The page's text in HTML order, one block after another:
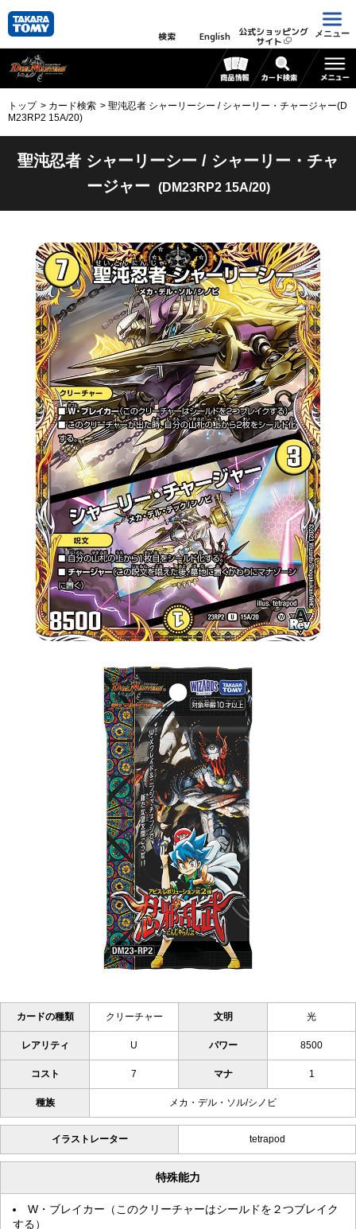
検索 English 公式ショッピング
サイト
メニュー
トップ カード検索
聖沌忍者 シャーリーシー / シャーリー・チャージャー(D
M23RP2 15A/20)
聖沌忍者 シャーリーシー / シャーリー・チャ
ージャー
(DM23RP2 15A/20)
カードの種類 クリーチャー 文明 光
レアリティ U パワー 8500
コスト 7 マナ 1
種族 メカ・デル・ソル/シノビ
イラストレーター tetrapod
特殊能力
W・ブレイカー（このクリーチャーはシールドを２つブレイク
する）